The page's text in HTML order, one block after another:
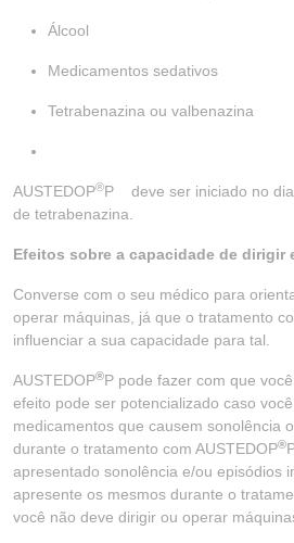
Álcool
Medicamentos sedativos
Tetrabenazina ou valbenazina
AUSTEDOP®P deve ser iniciado no
de tetrabenazina.
Efeitos sobre a capacidade de dirigir
Converse com o seu médico para
operar máquinas, já que o tratamento
influenciar a sua capacidade para tal.
AUSTEDOP®P pode fazer com que
efeito pode ser potencializado caso
medicamentos que causem sonolência
durante o tratamento com AUSTEDOP®
apresentado sonolência e/ou episódios
apresente os mesmos durante o
você não deve dirigir ou operar